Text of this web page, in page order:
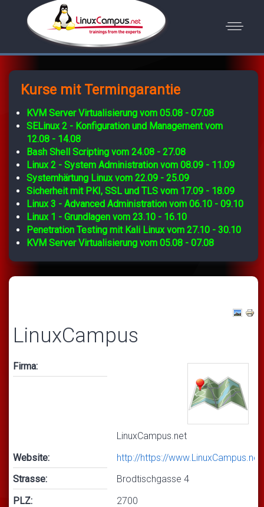
Kurse mit Termingarantie
KVM Server Virtualisierung vom 05.08 - 07.08
SELinux 2 - Konfiguration und Management vom
12.08 - 14.08
Bash Shell Scripting vom 24.08 - 27.08
Linux 2 - System Administration vom 08.09 - 11.09
Systemhärtung Linux vom 22.09 - 25.09
Sicherheit mit PKI, SSL und TLS vom 17.09 - 18.09
Linux 3 - Advanced Administration vom 06.10 - 09.10
Linux 1 - Grundlagen vom 23.10 - 16.10
Penetration Testing mit Kali Linux vom 27.10 - 30.10
KVM Server Virtualisierung vom 05.08 - 07.08
LinuxCampus
Firma:
LinuxCampus.net
Website:
http://https://www.LinuxCampus.net
Strasse:
Brodtischgasse 4
PLZ:
2700